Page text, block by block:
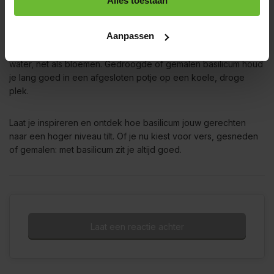
Aanpassen
Hoe bewaar je basilicum voor gebruik in
water, net als bloemen. Gedroogde of gemalen basilicum houd
je lang goed in een afgesloten potje op een koele, droge
plek.
Laat je inspireren en ontdek hoe basilicum jouw gerechten
naar een hoger niveau tilt. Of je nu kiest voor vers, gesneden
of gemalen: met basilicum zit je altijd goed.